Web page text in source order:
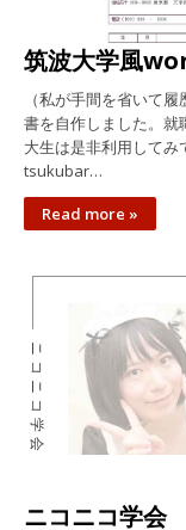
筑波大学風
（私が手間を省いて
書を自作しました。就
大生は是非利用して
tsukubar…
Read more »
ニコニコ学会
ニコニコ学会